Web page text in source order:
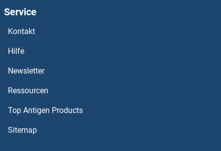
ALDH1B1 Antikörper
ALDH1A2 Antikörper
ALDH1A1 Antikörper
ALDH16A1 Antikörper
Service
Kontakt
Hilfe
Newsletter
Ressourcen
Top Antigen Products
Sitemap